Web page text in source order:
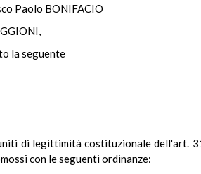
Paolo BONIFACIO
la seguente
di legittimità costituzionale dell'art.
con le seguenti ordinanze: